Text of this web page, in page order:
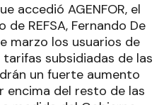
accedió AGENFOR, el
REFSA, Fernando De
marzo los usuarios de
subsidiadas de las
un fuerte aumento
encima del resto de las